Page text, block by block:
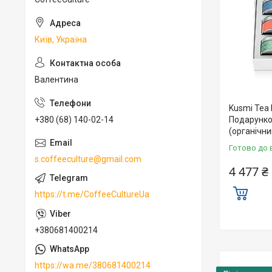
Kusmi
Готово до
4 477 ₴
Київ, Україна
Валентина
+380 (68) 140-02-14
s.coffeeculture@gmail.com
https://t.me/CoffeeCultureUa
+380681400214
https://wa.me/380681400214